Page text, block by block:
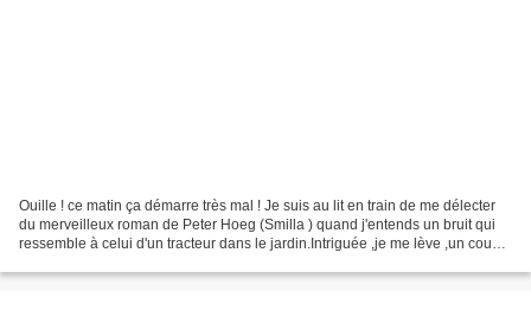
Ouille ! ce matin ça démarre très mal ! Je suis au lit en train de me délecter
du merveilleux roman de Peter Hoeg (Smilla ) quand j'entends un bruit qui
ressemble à celui d'un tracteur dans le jardin.Intriguée ,je me lève ,un coup